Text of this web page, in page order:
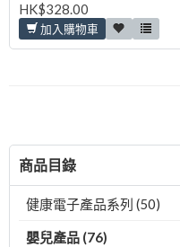
HK$328.00
加入購物車
商品目錄
健康電子產品系列 (50)
嬰兒產品 (76)